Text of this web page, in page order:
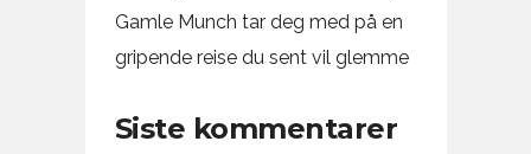
Gamle Munch tar deg med på en
gripende reise du sent vil glemme
Siste kommentarer